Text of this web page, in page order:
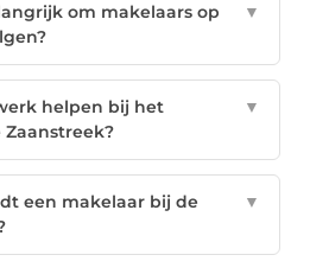
om makelaars op
▼
helpen bij het
▼
een makelaar bij de
▼